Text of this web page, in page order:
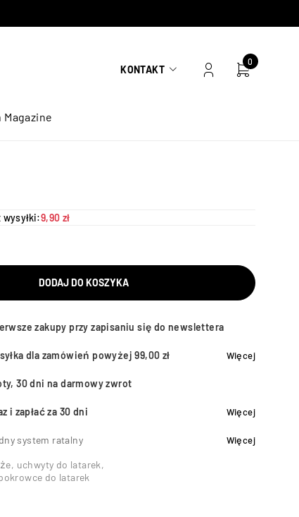
KONTAKT
0
Magazine
wysyłki:9,90 zł
DODAJ DO KOSZYKA
zakupy przy zapisaniu się do newslettera
dla zamówień powyżej 99,00 zł Więcej
30 dni na darmowy zwrot
i zapłać za 30 dni Więcej
system ratalny Więcej
uchwyty do latarek,
do latarek